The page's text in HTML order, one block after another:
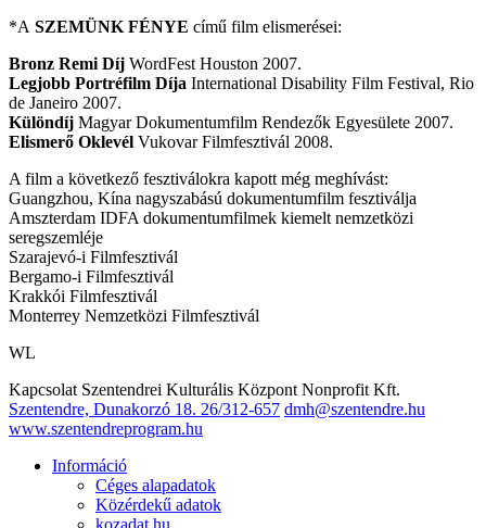
*A SZEMÜNK FÉNYE című film elismerései:
Bronz Remi Díj WordFest Houston 2007.
Legjobb Portréfilm Díja International Disability Film Festival, Rio
de Janeiro 2007.
Különdíj Magyar Dokumentumfilm Rendezők Egyesülete 2007.
Elismerő Oklevél Vukovar Filmfesztivál 2008.
A film a következő fesztiválokra kapott még meghívást:
Guangzhou, Kína nagyszabású dokumentumfilm fesztiválja
Amszterdam IDFA dokumentumfilmek kiemelt nemzetközi
seregszemléje
Szarajevó-i Filmfesztivál
Bergamo-i Filmfesztivál
Krakkói Filmfesztivál
Monterrey Nemzetközi Filmfesztivál
WL
Kapcsolat Szentendrei Kulturális Központ Nonprofit Kft.
Szentendre, Dunakorzó 18. 26/312-657 dmh@szentendre.hu
www.szentendreprogram.hu
Információ
Céges alapadatok
Közérdekű adatok
kozadat.hu